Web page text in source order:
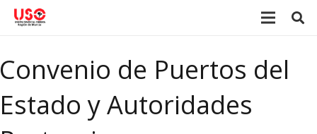
Convenio de Puertos del
Estado y Autoridades